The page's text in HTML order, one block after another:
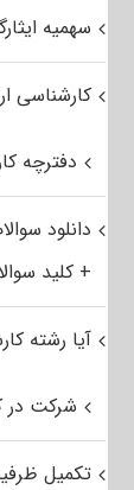
سهمیه
کارشناسی
دفترچه
دانلود
+ کلید
آیا رشته
شرکت در
تکمیل ظرفیت